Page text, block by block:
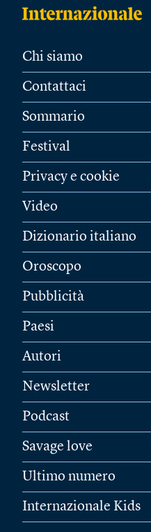
Chi siamo
Contattaci
Sommario
Festival
Privacy e cookie
Video
Dizionario italiano
Oroscopo
Pubblicità
Paesi
Autori
Newsletter
Podcast
Savage love
Ultimo numero
Internazionale Kids